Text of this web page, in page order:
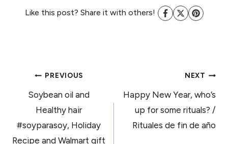
Like this post? Share it with others!
POST
NAVIGATION
PREVIOUS
Soybean oil and
Healthy hair
#soyparasoy, Holiday
Recipe and Walmart gift
NEXT
Happy New Year, who’s
up for some rituals? /
Rituales de fin de año